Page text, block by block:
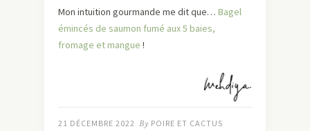
Mon intuition gourmande me dit que… Bagel
émincés de saumon fumé aux 5 baies,
fromage et mangue !
21 DÉCEMBRE 2022 By POIRE ET CACTUS